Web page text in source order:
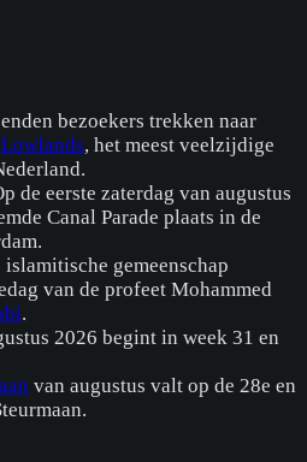
bezoekers trekken naar
Lowlands, het meest veelzijdige
de eerste zaterdag van augustus
Canal Parade plaats in de
gemeenschap
van de profeet Mohammed
.
2026 begint in week 31 en
van augustus valt op de 28e en